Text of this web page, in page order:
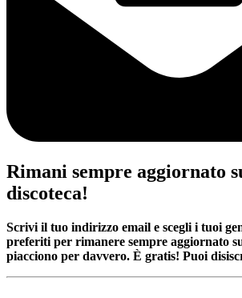
Rimani sempre aggiornato
discoteca!
Scrivi il tuo indirizzo email e scegli i tuoi
preferiti per rimanere sempre aggiornato
piacciono per davvero. È gratis! Puoi